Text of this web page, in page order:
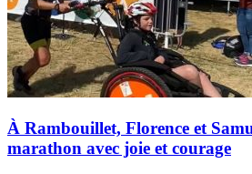
À Rambouillet, Florence et
marathon avec joie et courage